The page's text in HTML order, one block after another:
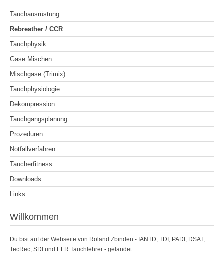
Tauchausrüstung
Rebreather / CCR
Tauchphysik
Gase Mischen
Mischgase (Trimix)
Tauchphysiologie
Dekompression
Tauchgangsplanung
Prozeduren
Notfallverfahren
Taucherfitness
Downloads
Links
Willkommen
Du bist auf der Webseite von Roland Zbinden - IANTD, TDI, PADI, DSAT,
TecRec, SDI und EFR Tauchlehrer - gelandet.